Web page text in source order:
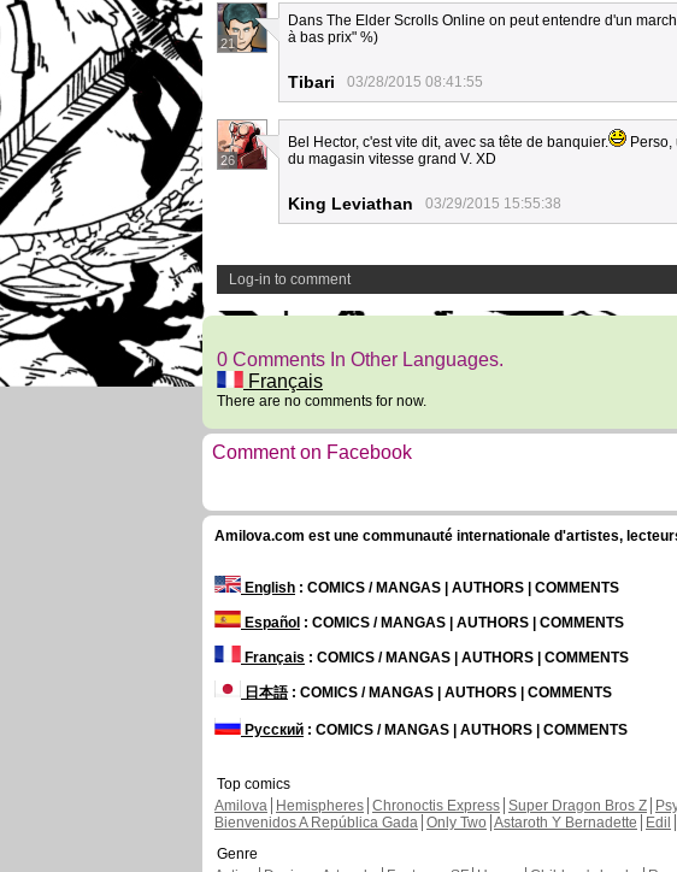
21
Dans The Elder Scrolls Online on peut entendre d'un
à bas prix" %)
Tibari 03/28/2015 08:41:55
26
Bel Hector, c'est vite dit, avec sa tête de banquier.
du magasin vitesse grand V. XD
King Leviathan 03/29/2015 15:55:38
Log-in to comment
0 Comments In Other Languages.
Français
There are no comments for now.
Comment on Facebook
Amilova.com est une communauté internationale d'artistes,
English : COMICS / MANGAS | AUTHORS | COMMENTS
Español : COMICS / MANGAS | AUTHORS | COMMENTS
Français : COMICS / MANGAS | AUTHORS | COMMENTS
日本語: COMICS / MANGAS | AUTHORS | COMMENTS
Русский : COMICS / MANGAS | AUTHORS | COMMENTS
Top comics
Amilova
Hemispheres Chronoctis Express Super Dragon Bros Z
Bienvenidos A República Gada Only Two Astaroth Y Bernadette Edil
Genre